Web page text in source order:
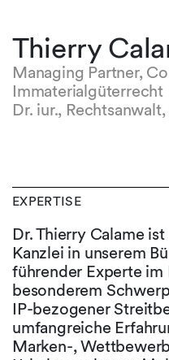
Thierry
Managing Partner,
Immaterialgüterrecht
Dr. iur.,
EXPERTISE
Dr. Thierry Calame
Kanzlei in unserem
führender Experte
besonderem
IP-bezogener
umfangreiche
Marken-,